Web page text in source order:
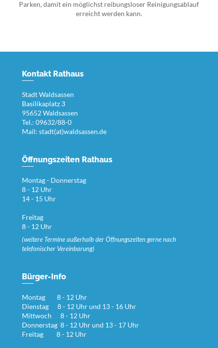
Parken, damit ein möglichst reibungsloser Reinigungsablauf
erreicht werden kann.
Kontakt Rathaus
Stadt Waldsassen
Basilikaplatz 3
95652 Waldsassen
Tel.: 09632/88-0
Mail: stadt(at)waldsassen.de
Öffnungszeiten Rathaus
Montag - Donnerstag
8 - 12 Uhr
14 - 15 Uhr
Freitag
8 - 12 Uhr
(weitere Termine außerhalb der Öffnungszeiten gerne nach
telefonischer Vereinbarung)
Bürger-Info
Montag 8 - 12 Uhr
Dienstag 8 - 12 Uhr und 13 - 16 Uhr
Mittwoch 8 - 12 Uhr
Donnerstag 8 - 12 Uhr und 13 - 17 Uhr
Freitag 8 - 12 Uhr